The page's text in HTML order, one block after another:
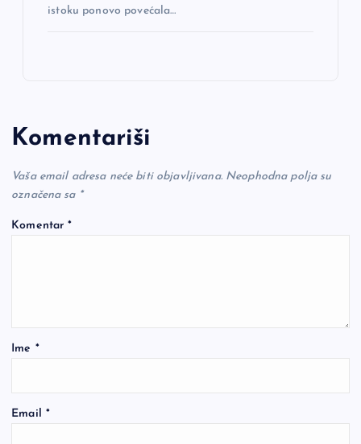
istoku ponovo povećala…
Komentariši
Vaša email adresa neće biti objavljivana. Neophodna polja su
označena sa *
Komentar*
Ime *
Email *